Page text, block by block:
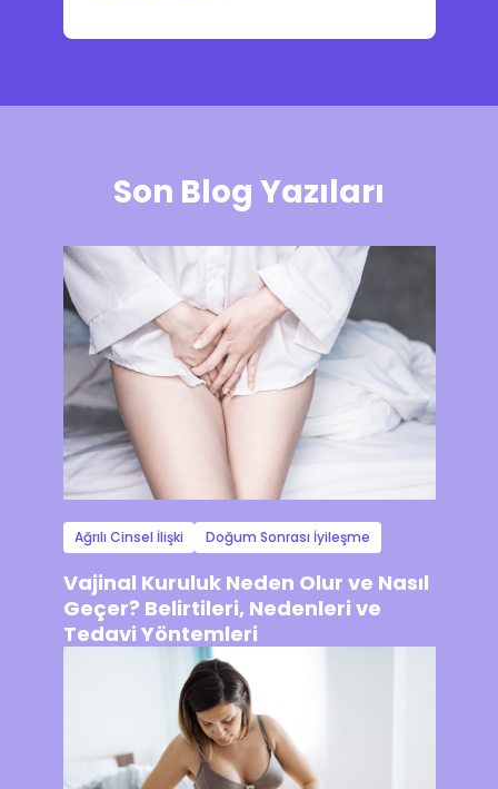
Son Blog Yazıları
Ağrılı Cinsel İlişki Doğum Sonrası İyileşme
Vajinal Kuruluk Neden Olur ve Nasıl
Geçer? Belirtileri, Nedenleri ve
Tedavi Yöntemleri